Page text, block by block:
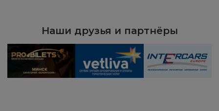
Наши друзья и партнёры